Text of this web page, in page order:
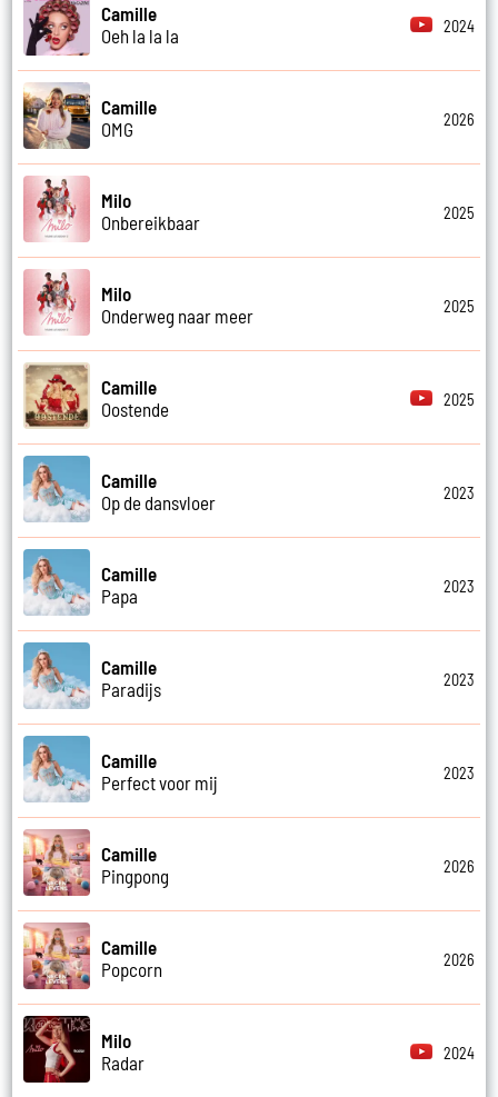
Camille
Oeh la la la
2024
Camille
OMG
2026
Milo
Onbereikbaar
2025
Milo
Onderweg naar meer
2025
Camille
Oostende
2025
Camille
Op de dansvloer
2023
Camille
Papa
2023
Camille
Paradijs
2023
Camille
Perfect voor mij
2023
Camille
Pingpong
2026
Camille
Popcorn
2026
Milo
Radar
2024